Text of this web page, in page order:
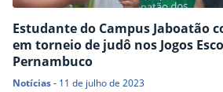
Estudante do Campus Jaboatão
em torneio de judô nos Jogos
Pernambuco
Notícias- 11 de julho de 2023